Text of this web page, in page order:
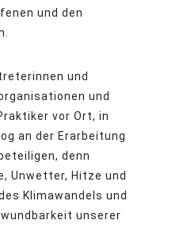
und den
und
und
vor Ort, in
an der Erarbeitung
denn
Unwetter, Hitze und
Klimawandels und
unserer